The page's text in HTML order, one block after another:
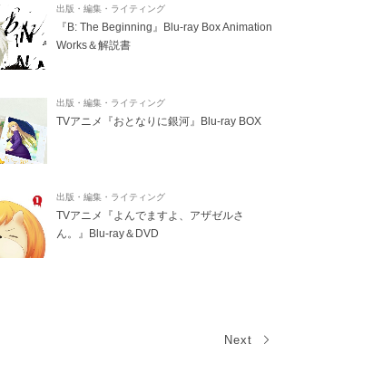
出版・編集・ライティング
『B: The Beginning』Blu-ray Box Animation
Works＆解説書
出版・編集・ライティング
TVアニメ『おとなりに銀河』Blu-ray BOX
出版・編集・ライティング
TVアニメ『よんでますよ、アザゼルさ
ん。』Blu-ray＆DVD
Next